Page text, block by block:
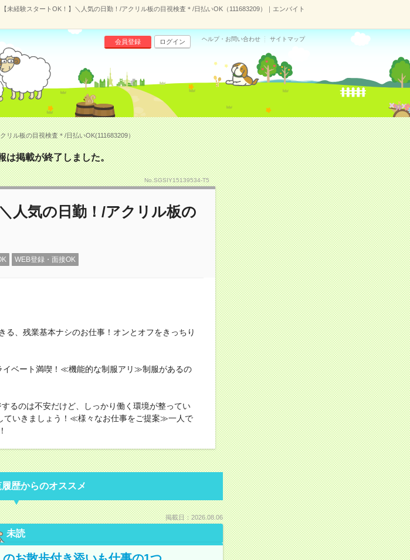
【未経験スタートOK！】＼人気の日勤！/アクリル板の目視検査＊/日払いOK（111683209）｜エンバイト
会員登録 ログイン ヘルプ・お問い合わせ サイトマップ
リル板の目視検査＊/日払いOK(111683209）
は掲載が終了しました。
No.SGSIY15139534-T5
人気の日勤！/アクリル板の
WEB登録・面接OK
、残業基本ナシのお仕事！オンとオフをきっちり
ベート満喫！≪機能的な制服アリ≫制服があるの
るのは不安だけど、しっかり働く環境が整ってい
ていきましょう！≪様々なお仕事をご提案≫一人で
歴からのオススメ
掲載日：2026.08.06
未読